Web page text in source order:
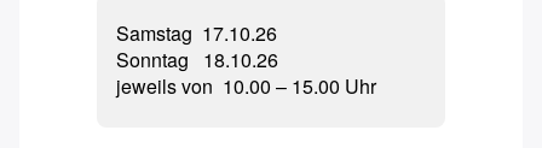
Samstag 17.10.26
Sonntag 18.10.26
jeweils von 10.00 – 15.00 Uhr